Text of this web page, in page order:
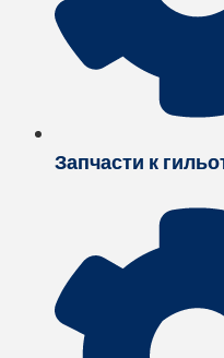
Запчасти к